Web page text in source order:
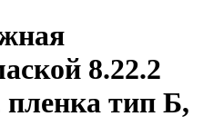
8.22.2
пленка тип Б,